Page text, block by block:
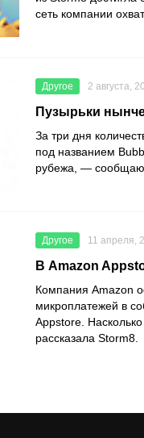
сеть компании
Другое 2 августа,
Пузырьки
За три дня
под названием
рубежа, —
Другое 11 апреля,
В Amazon
Компания Amazon
микроплатежей в
Appstore.
рассказала Storm8.